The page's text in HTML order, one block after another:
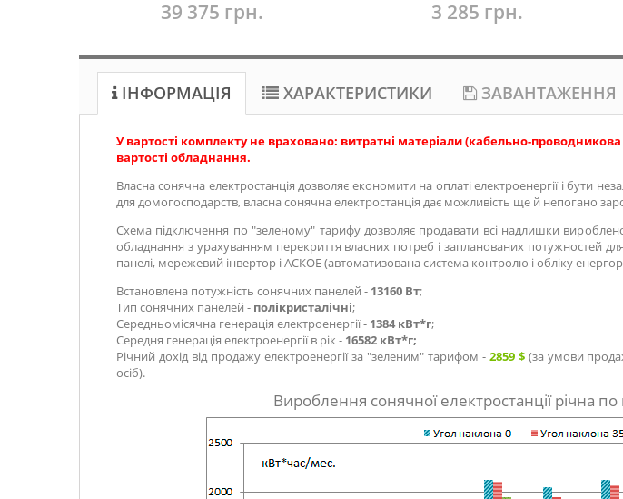
39 375 грн. 3 285 грн.
ІНФОРМАЦІЯ ХАРАКТЕРИСТИКИ ЗАВАНТАЖЕННЯ
У вартості комплекту не враховано: витратні матеріали (кабельно-
вартості обладнання.
Власна сонячна електростанція дозволяє економити на оплаті електроенергії і бути
для домогосподарств, власна сонячна електростанція дає можливість ще й непогано
Схема підключення по "зеленому" тарифу дозволяє продавати всі надлишки
обладнання з урахуванням перекриття власних потреб і запланованих потужностей
панелі, мережевий інвертор і АСКОЕ (автоматизована система контролю і обліку
Встановлена потужність сонячних панелей - 13160 Вт;
Тип сонячних панелей - полікристалічні;
Середньомісячна генерація електроенергії - 1384 кВт*г;
Середня генерація електроенергії в рік - 16582 кВт*г;
Річний дохід від продажу електроенергії за "зеленим" тарифом - 2859 $ (за умови
осіб).
Вироблення сонячної електростанції річна